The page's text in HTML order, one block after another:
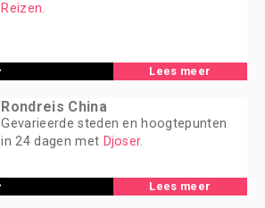
Reizen.
Lees meer
Rondreis China
Gevarieerde steden en hoogtepunten
in 24 dagen met Djoser.
Lees meer